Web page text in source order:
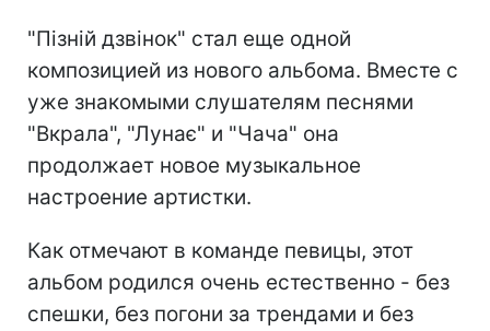
"Пізній дзвінок" стал еще одной
композицией из нового альбома. Вместе с
уже знакомыми слушателям песнями
"Вкрала", "Лунає" и "Чача" она
продолжает новое музыкальное
настроение артистки.
Как отмечают в команде певицы, этот
альбом родился очень естественно - без
спешки, без погони за трендами и без